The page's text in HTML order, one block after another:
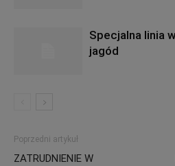
Specjalna linia
jagód
Poprzedni artykuł
ZATRUDNIENIE W